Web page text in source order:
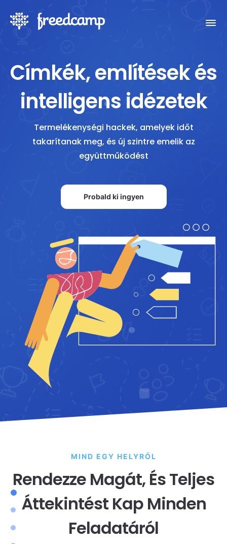
Címkék, említések és
intelligens idézetek
Termelékenységi hackek, amelyek időt
takarítanak meg, és új szintre emelik az
együttműködést
Probald ki ingyen
MIND EGY HELYRŐL
Rendezze Magát, És Teljes
Áttekintést Kap Minden
Feladatáról